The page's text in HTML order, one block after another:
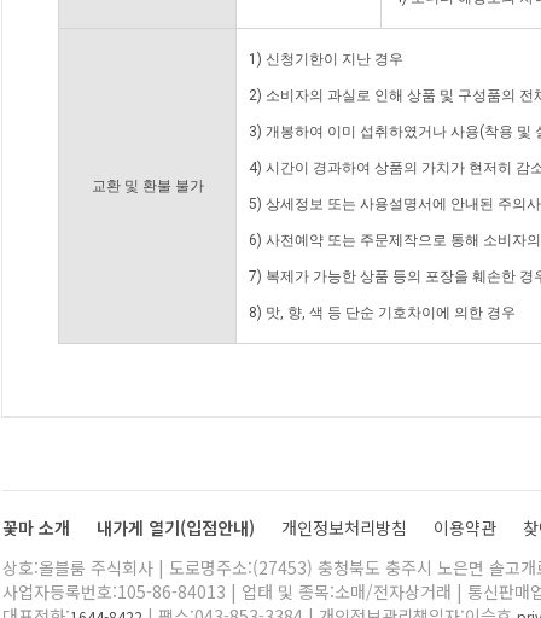
교환 및 환불 불가
1) 신청기한이 지난 경우
2) 소비자의 과실로 인해 상품 및 구성품의
3) 개봉하여 이미 섭취하였거나 사용(착용 및
4) 시간이 경과하여 상품의 가치가 현저히 감
5) 상세정보 또는 사용설명서에 안내된 주의
6) 사전예약 또는 주문제작으로 통해 소비자
7) 복제가 가능한 상품 등의 포장을 훼손한 경
8) 맛, 향, 색 등 단순 기호차이에 의한 경우
꽃마 소개 내가게 열기(입점안내) 개인정보처리방침 이용약관
상호:올블룸 주식회사 | 도로명주소:(27453) 충청북도 충주시 노은면 솔고
사업자등록번호:105-86-84013 | 업태 및 종목:소매/전자상거래 | 통신판매